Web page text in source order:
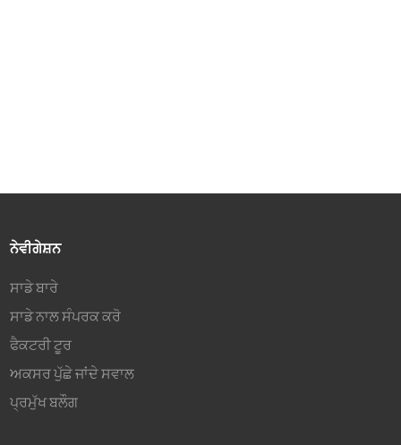
ਨੇਵੀਗੇਸ਼ਨ
ਸਾਡੇ ਬਾਰੇ
ਸਾਡੇ ਨਾਲ ਸੰਪਰਕ ਕਰੋ
ਫੈਕਟਰੀ ਟੂਰ
ਅਕਸਰ ਪੁੱਛੇ ਜਾਂਦੇ ਸਵਾਲ
ਪ੍ਰਮੁੱਖ ਬਲੌਗ